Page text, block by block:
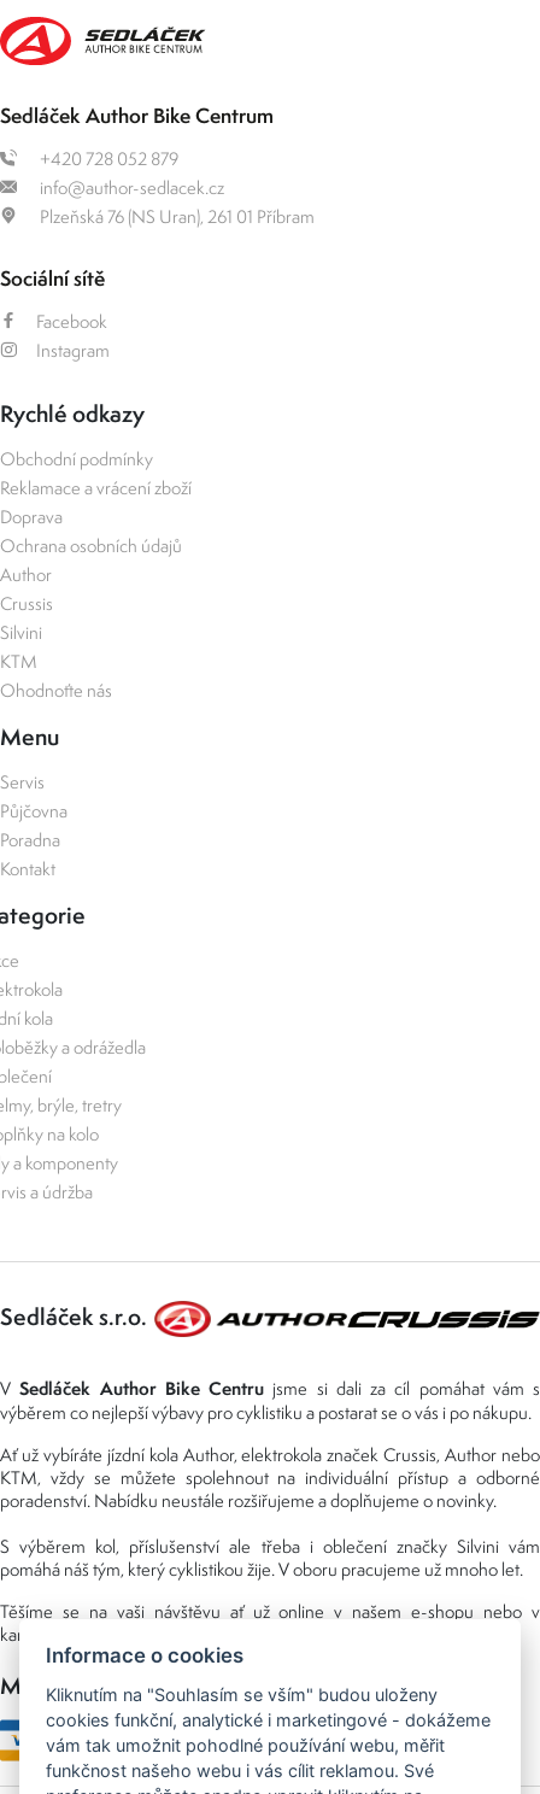
Sedláček Author Bike Centrum
+420 728 052 879
info@author-sedlacek.cz
Plzeňská 76 (NS Uran), 261 01 Příbram
Sociální sítě
Facebook
Instagram
Rychlé odkazy
Obchodní podmínky
Reklamace a vrácení zboží
Doprava
Ochrana osobních údajů
Author
Crussis
Silvini
KTM
Ohodnoťte nás
Menu
Servis
Půjčovna
Poradna
Kontakt
kola
a odrážedla
brýle, tretry
na kolo
a komponenty
a údržba
Sedláček s.r.o.
VSedláček Author Bike Centru jsme si dali za cíl pomáhat vám s
výběrem co nejlepší výbavy pro cyklistiku a postarat se o vás i po nákupu.
Ať už vybíráte jízdní kola Author, elektrokola značek Crussis, Author nebo
KTM, vždy se můžete spolehnout na individuální přístup a odborné
poradenství. Nabídku neustále rozšiřujeme a doplňujeme o novinky.
S výběrem kol, příslušenství ale třeba i oblečení značky Silvini vám
pomáhá náš tým, který cyklistikou žije. V oboru pracujeme už mnoho let.
Těšíme se na vaši návštěvu ať už online v našem e-shopu nebo v
kamenné prodejně, kterou najdete v NS (nákupní středisko) URAN.
Možnosti platby
Informace o cookies
Kliknutím na "Souhlasím se vším" budou uloženy
cookies funkční, analytické i marketingové - dokážeme
vám tak umožnit pohodlné používání webu, měřit
funkčnost našeho webu i vás cílit reklamou. Své